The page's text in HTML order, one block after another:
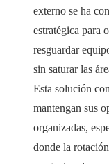
externo se ha
estratégica para
resguardar
sin saturar las
Esta solución
mantengan sus
organizadas,
donde la